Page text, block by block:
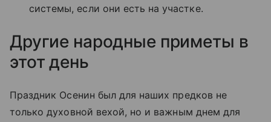
системы, если они есть на участке.
Другие народные приметы в
этот день
Праздник Осенин был для наших предков не
только духовной вехой, но и важным днем для